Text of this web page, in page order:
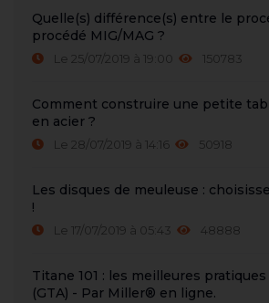
Quelle(s) différence(s) entre le
procédé MIG/MAG ?
Le 25/07/2019 à 19:00 150783
Comment construire une petite
en acier ?
Le 28/07/2019 à 14:16 50918
Les disques de meuleuse :
!
Le 17/07/2019 à 05:43 48888
Titane 101 : les meilleures
(GTA) - Par Miller® en ligne.